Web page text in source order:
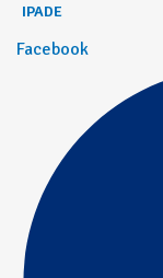
IPADE
Facebook